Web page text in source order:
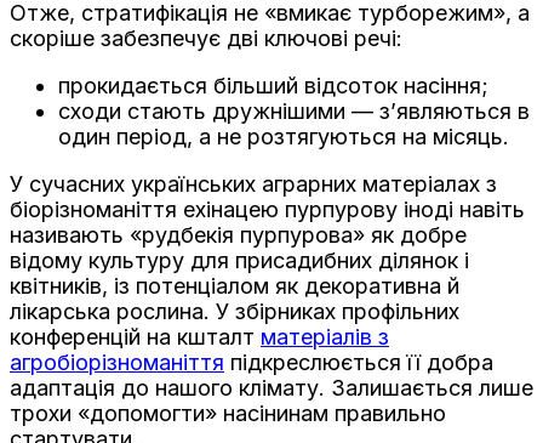
Отже, стратифікація не «вмикає турборежим», а
скоріше забезпечує дві ключові речі:
прокидається більший відсоток насіння;
сходи стають дружнішими — з’являються в
один період, а не розтягуються на місяць.
У сучасних українських аграрних матеріалах з
біорізноманіття ехінацею пурпурову іноді навіть
називають «рудбекія пурпурова» як добре
відому культуру для присадибних ділянок і
квітників, із потенціалом як декоративна й
лікарська рослина. У збірниках профільних
конференцій на кшталт матеріалів з
агробіорізноманіття підкреслюється її добра
адаптація до нашого клімату. Залишається лише
трохи «допомогти» насінинам правильно